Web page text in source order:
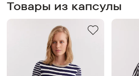
Товары из капсулы